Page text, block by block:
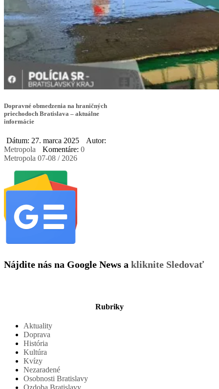
Dopravné obmedzenia na hraničných
priechodoch Bratislava – aktuálne
informácie
Dátum: 27. marca 2025
Autor:
Metropola
Komentáre: 0
Metropola 07-08 / 2026
Nájdite nás na Google News a kliknite Sledovať
Rubriky
Aktuality
Doprava
História
Kultúra
Kvízy
Nezaradené
Osobnosti Bratislavy
Ozdoba Bratislavy